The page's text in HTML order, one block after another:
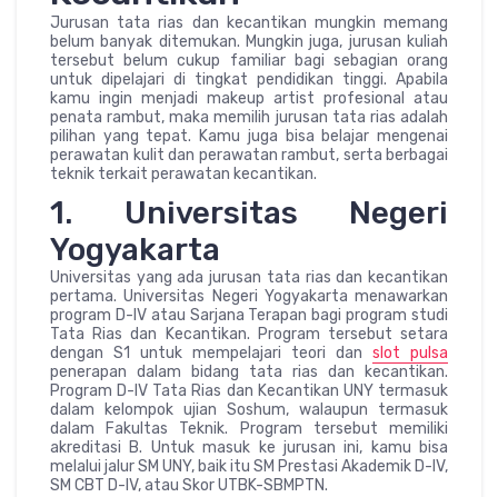
Jurusan tata rias dan kecantikan mungkin memang
belum banyak ditemukan. Mungkin juga, jurusan kuliah
tersebut belum cukup familiar bagi sebagian orang
untuk dipelajari di tingkat pendidikan tinggi. Apabila
kamu ingin menjadi makeup artist profesional atau
penata rambut, maka memilih jurusan tata rias adalah
pilihan yang tepat. Kamu juga bisa belajar mengenai
perawatan kulit dan perawatan rambut, serta berbagai
teknik terkait perawatan kecantikan.
1. Universitas Negeri
Yogyakarta
Universitas yang ada jurusan tata rias dan kecantikan
pertama. Universitas Negeri Yogyakarta menawarkan
program D-IV atau Sarjana Terapan bagi program studi
Tata Rias dan Kecantikan. Program tersebut setara
dengan S1 untuk mempelajari teori dan slot pulsa
penerapan dalam bidang tata rias dan kecantikan.
Program D-IV Tata Rias dan Kecantikan UNY termasuk
dalam kelompok ujian Soshum, walaupun termasuk
dalam Fakultas Teknik. Program tersebut memiliki
akreditasi B. Untuk masuk ke jurusan ini, kamu bisa
melalui jalur SM UNY, baik itu SM Prestasi Akademik D-IV,
SM CBT D-IV, atau Skor UTBK-SBMPTN.